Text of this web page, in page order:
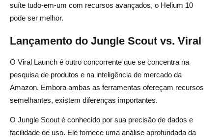
suíte tudo-em-um com recursos avançados, o Helium 10
pode ser melhor.
Lançamento do Jungle Scout vs. Viral
O Viral Launch é outro concorrente que se concentra na
pesquisa de produtos e na inteligência de mercado da
Amazon. Embora ambas as ferramentas ofereçam recursos
semelhantes, existem diferenças importantes.
O Jungle Scout é conhecido por sua precisão de dados e
facilidade de uso. Ele fornece uma análise aprofundada da